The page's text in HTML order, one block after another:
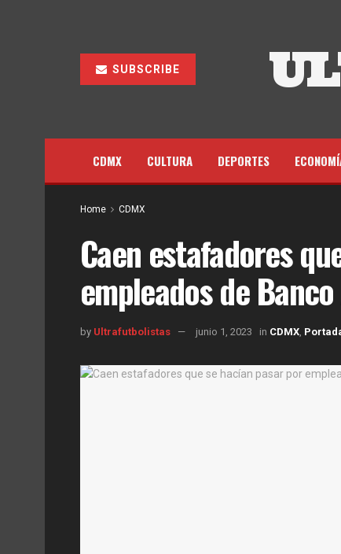
SUBSCRIBE
CDMX CULTURA DEPORTES
Home CDMX
Caen estafadores
empleados de
by Ultrafutbolistas junio 1, 2023 in CDMX